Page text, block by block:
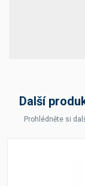
Další
Prohlédněte si